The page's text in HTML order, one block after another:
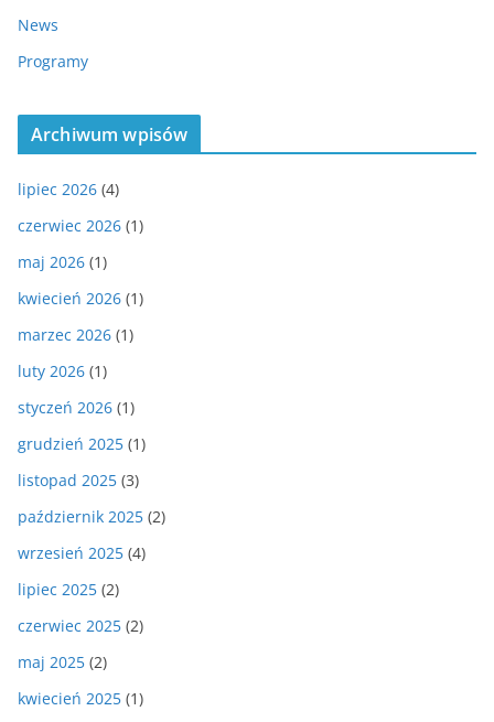
News
Programy
Archiwum wpisów
lipiec 2026 (4)
czerwiec 2026 (1)
maj 2026 (1)
kwiecień 2026 (1)
marzec 2026 (1)
luty 2026 (1)
styczeń 2026 (1)
grudzień 2025 (1)
listopad 2025 (3)
październik 2025 (2)
wrzesień 2025 (4)
lipiec 2025 (2)
czerwiec 2025 (2)
maj 2025 (2)
kwiecień 2025 (1)